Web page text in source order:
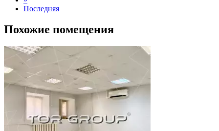
Последняя
Похожие помещения